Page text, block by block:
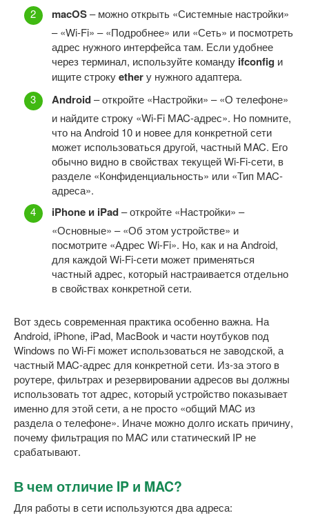
macOS– можно открыть «Системные настройки»
– «Wi-Fi» – «Подробнее» или «Сеть» и посмотреть
адрес нужного интерфейса там. Если удобнее
через терминал, используйте команду ifconfig и
ищите строкуetherу нужного адаптера.
Android– откройте «Настройки» – «О телефоне»
и найдите строку «Wi-Fi MAC-адрес». Но помните,
что на Android 10 и новее для конкретной сети
может использоваться другой, частный MAC. Его
обычно видно в свойствах текущей Wi-Fi-сети, в
разделе «Конфиденциальность» или «Тип MAC-
адреса».
iPhone и iPad– откройте «Настройки» –
«Основные» – «Об этом устройстве» и
посмотрите «Адрес Wi-Fi». Но, как и на Android,
для каждой Wi-Fi-сети может применяться
частный адрес, который настраивается отдельно
в свойствах конкретной сети.
Вот здесь современная практика особенно важна. На
Android, iPhone, iPad, MacBook и части ноутбуков под
Windows по Wi-Fi может использоваться не заводской, а
частный MAC-адрес для конкретной сети. Из-за этого в
роутере, фильтрах и резервировании адресов вы должны
использовать тот адрес, который устройство показывает
именно для этой сети, а не просто «общий MAC из
раздела о телефоне». Иначе можно долго искать причину,
почему фильтрация по MAC или статический IP не
срабатывают.
В чем отличие IP и MAC?
Для работы в сети используются два адреса: